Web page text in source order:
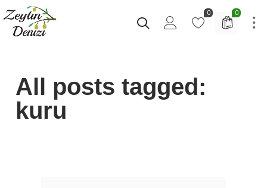
0
0
All posts tagged:
kuru